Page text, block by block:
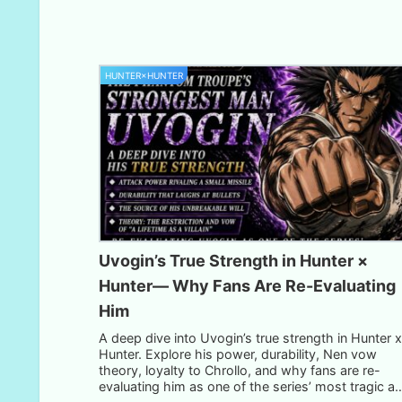
HUNTER×HUNTER
Uvogin’s True Strength in Hunter ×
Hunter— Why Fans Are Re-Evaluating
Him
A deep dive into Uvogin’s true strength in Hunter x
Hunter. Explore his power, durability, Nen vow
theory, loyalty to Chrollo, and why fans are re-
evaluating him as one of the series’ most tragic